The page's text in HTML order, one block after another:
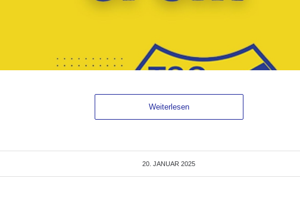
Weiterlesen
20. JANUAR 2025